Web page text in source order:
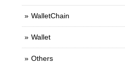
WalletChain
Wallet
Others